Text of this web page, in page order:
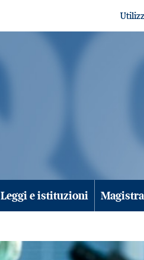
Leggi e istituzioni